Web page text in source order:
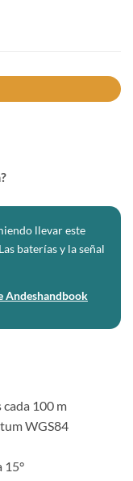
llevar este
baterías y la señal
Andeshandbook
cada 100 m
WGS84
15°